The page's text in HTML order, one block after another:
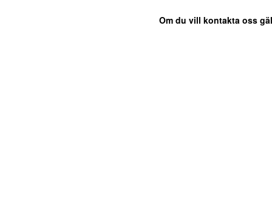
Om du vill kontakta oss